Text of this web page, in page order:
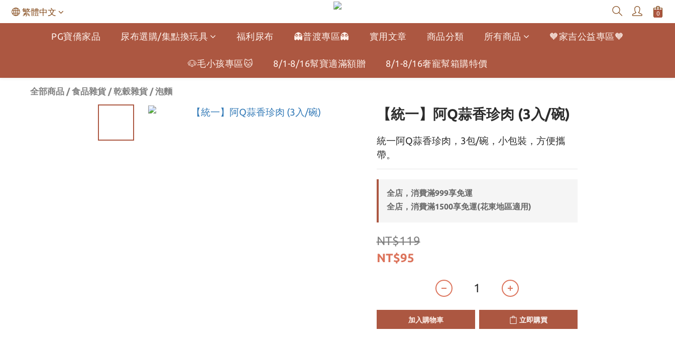
繁體中文
PG寶僑家品 尿布選購/集點換玩具 福利尿布 👻普渡專區👻 實用文章 商品分類 所有商品 🧡家吉公益專區🧡
🐶毛小孩專區🐱 8/1-8/16幫寶適滿額贈 8/1-8/16奢寵幫箱購特價
全部商品 /食品雜貨 /乾穀雜貨 /泡麵
【統一】阿Q蒜香珍肉 (3入/碗)
統一阿Q蒜香珍肉，3包/碗，小包裝，方便攜
帶。
全店，消費滿999享免運
全店，消費滿1500享免運(花東地區適用)
NT$119
NT$95
加入購物車 立即購買